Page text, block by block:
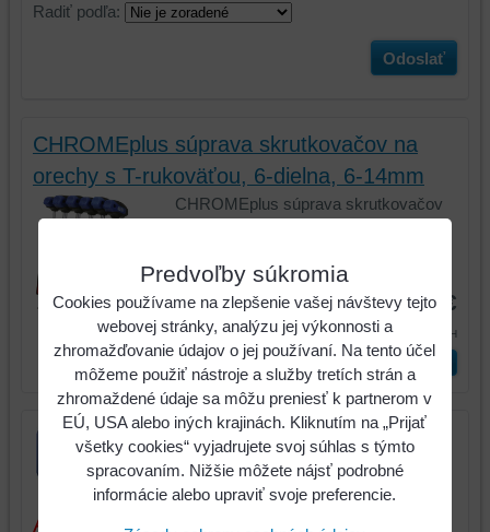
Radiť podľa:
Odoslať
CHROMEplus súprava skrutkovačov na
orechy s T-rukoväťou, 6-dielna, 6-14mm
CHROMEplus súprava skrutkovačov
Kód:158.5000
36,62 €
45,04 € s DPH
ks Vložiť do košíka
Aktuálne ceny sú platné iba pri tovare a
Predvoľby súkromia
Cookies používame na zlepšenie vašej návštevy tejto
webovej stránky, analýzu jej výkonnosti a
zhromažďovanie údajov o jej používaní. Na tento účel
môžeme použiť nástroje a služby tretích strán a
zhromaždené údaje sa môžu preniesť k partnerom v
EÚ, USA alebo iných krajinách. Kliknutím na „Prijať
všetky cookies“ vyjadrujete svoj súhlas s týmto
spracovaním. Nižšie môžete nájsť podrobné
informácie alebo upraviť svoje preferencie.